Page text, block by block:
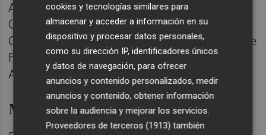
A la reunión, están citado el presidente de la
CEV, Salvador Navarro, el presidente de
COHOSTUR, Manuel Espinar, el presidente de
FOTUR, Víctor Pérez, y el presidente de
ASHOCAS, Álvaro Amores.
Mesa del deporte
cookies y tecnologías similares para
almacenar y acceder a información en su
dispositivo y procesar datos personales,
como su dirección IP, identificadores únicos
y datos de navegación, para ofrecer
anuncios y contenido personalizados, medir
anuncios y contenido, obtener información
sobre la audiencia y mejorar los servicios.
Proveedores de terceros (1913) también